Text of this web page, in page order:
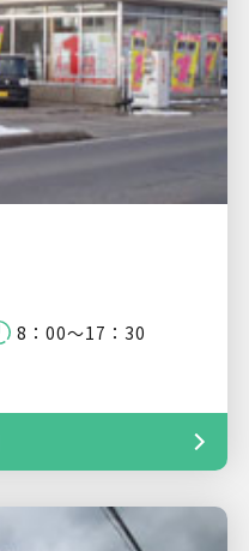
8：00～17：30